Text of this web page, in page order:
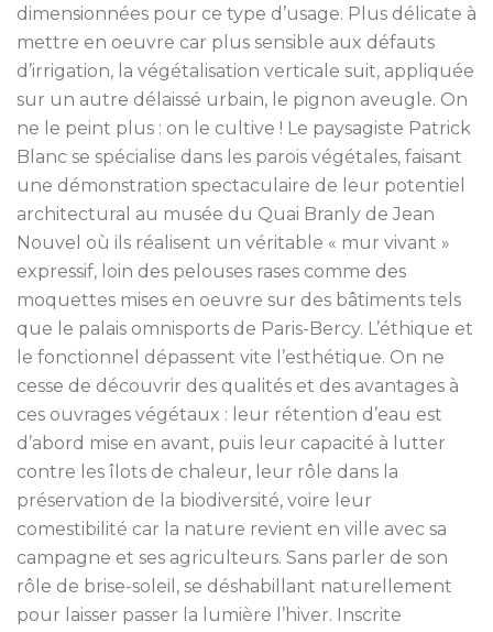
dimensionnées pour ce type d’usage. Plus délicate à
mettre en oeuvre car plus sensible aux défauts
d’irrigation, la végétalisation verticale suit, appliquée
sur un autre délaissé urbain, le pignon aveugle. On
ne le peint plus : on le cultive ! Le paysagiste Patrick
Blanc se spécialise dans les parois végétales, faisant
une démonstration spectaculaire de leur potentiel
architectural au musée du Quai Branly de Jean
Nouvel où ils réalisent un véritable « mur vivant »
expressif, loin des pelouses rases comme des
moquettes mises en oeuvre sur des bâtiments tels
que le palais omnisports de Paris-Bercy. L’éthique et
le fonctionnel dépassent vite l’esthétique. On ne
cesse de découvrir des qualités et des avantages à
ces ouvrages végétaux : leur rétention d’eau est
d’abord mise en avant, puis leur capacité à lutter
contre les îlots de chaleur, leur rôle dans la
préservation de la biodiversité, voire leur
comestibilité car la nature revient en ville avec sa
campagne et ses agriculteurs. Sans parler de son
rôle de brise-soleil, se déshabillant naturellement
pour laisser passer la lumière l’hiver. Inscrite